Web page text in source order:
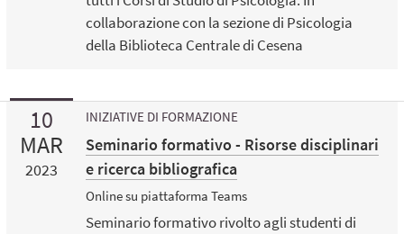
collaborazione con la sezione di Psicologia
della Biblioteca Centrale di Cesena
10
MAR
2023
INIZIATIVE DI FORMAZIONE
Seminario formativo - Risorse disciplinari
e ricerca bibliografica
Online su piattaforma Teams
Seminario formativo rivolto agli studenti di